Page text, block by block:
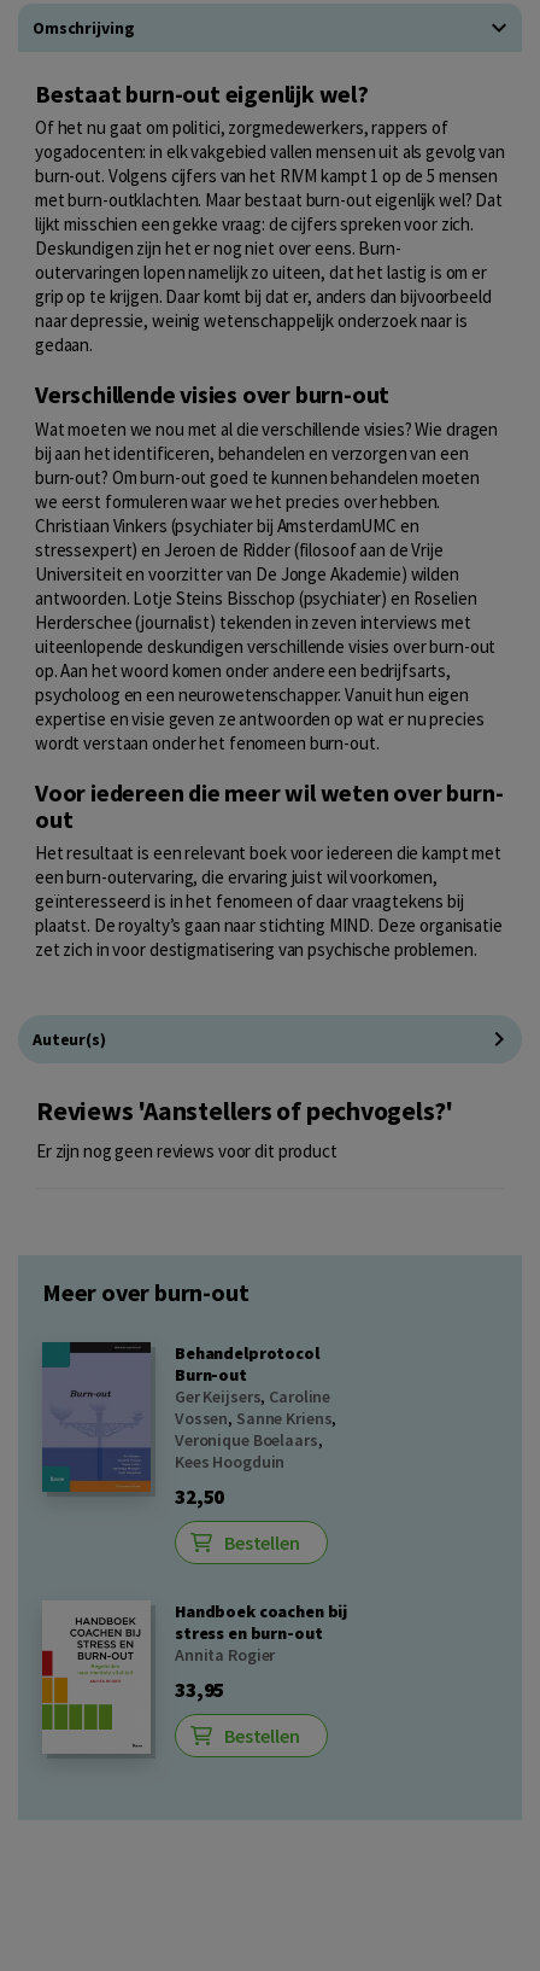
Omschrijving
Bestaat burn-out eigenlijk wel?
Of het nu gaat om politici, zorgmedewerkers, rappers of
yogadocenten: in elk vakgebied vallen mensen uit als gevolg van
burn-out. Volgens cijfers van het RIVM kampt 1 op de 5 mensen
met burn-outklachten. Maar bestaat burn-out eigenlijk wel? Dat
lijkt misschien een gekke vraag: de cijfers spreken voor zich.
Deskundigen zijn het er nog niet over eens. Burn-
outervaringen lopen namelijk zo uiteen, dat het lastig is om er
grip op te krijgen. Daar komt bij dat er, anders dan bijvoorbeeld
naar depressie, weinig wetenschappelijk onderzoek naar is
gedaan.
Verschillende visies over burn-out
Wat moeten we nou met al die verschillende visies? Wie dragen
bij aan het identificeren, behandelen en verzorgen van een
burn-out? Om burn-out goed te kunnen behandelen moeten
we eerst formuleren waar we het precies over hebben.
Christiaan Vinkers (psychiater bij AmsterdamUMC en
stressexpert) en Jeroen de Ridder (filosoof aan de Vrije
Universiteit en voorzitter van De Jonge Akademie) wilden
antwoorden. Lotje Steins Bisschop (psychiater) en Roselien
Herderschee (journalist) tekenden in zeven interviews met
uiteenlopende deskundigen verschillende visies over burn-out
op. Aan het woord komen onder andere een bedrijfsarts,
psycholoog en een neurowetenschapper. Vanuit hun eigen
expertise en visie geven ze antwoorden op wat er nu precies
wordt verstaan onder het fenomeen burn-out.
Voor iedereen die meer wil weten over burn-
out
Het resultaat is een relevant boek voor iedereen die kampt met
een burn-outervaring, die ervaring juist wil voorkomen,
geïnteresseerd is in het fenomeen of daar vraagtekens bij
plaatst. De royalty’s gaan naar stichting MIND. Deze organisatie
zet zich in voor destigmatisering van psychische problemen.
Auteur(s)
Reviews 'Aanstellers of pechvogels?'
Er zijn nog geen reviews voor dit product
Meer over burn-out
Behandelprotocol
Burn-out
Ger Keijsers, Caroline
Vossen, Sanne Kriens,
Veronique Boelaars,
Kees Hoogduin
32,50
Bestellen
Handboek coachen bij
stress en burn-out
Annita Rogier
33,95
Bestellen